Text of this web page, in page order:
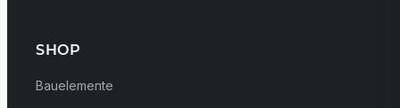
SHOP
Bauelemente